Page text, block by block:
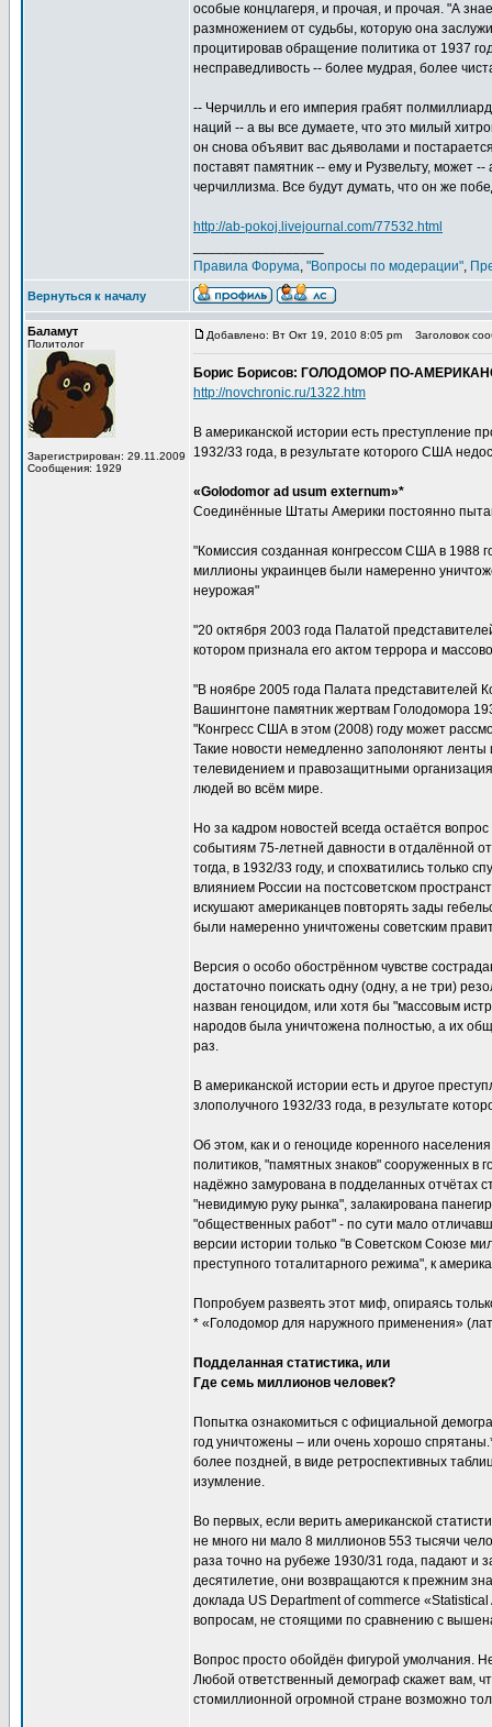
особые концлагеря, и прочая, и прочая. "А
размножением от судьбы, которую она
процитировав обращение политика от 1937
несправедливость -- более мудрая, более
-- Черчилль и его империя грабят
наций -- а вы все думаете, что это милый
он снова объявит вас дьяволами и
поставят памятник -- ему и Рузвельту, может
черчиллизма. Все будут думать, что он же
http://ab-pokoj.livejournal.com/77532.html
Правила Форума, "Вопросы по модерации",
Вернуться к началу
Баламут
Политолог
Зарегистрирован: 29.11.2009
Сообщения: 1929
Добавлено: Вт Окт 19, 2010 8:05 pm Заголовок
Борис Борисов: ГОЛОДОМОР ПО-
http://novchronic.ru/1322.htm
В американской истории есть преступление
1932/33 года, в результате которого США
«Golodomor ad usum externum»*
Соединённые Штаты Америки постоянно
"Комиссия созданная конгрессом США в 1988
миллионы украинцев были намеренно
неурожая"
"20 октября 2003 года Палатой
котором признала его актом террора и
"В ноябре 2005 года Палата представителей
Вашингтоне памятник жертвам Голодомора
"Конгресс США в этом (2008) году может
Такие новости немедленно заполоняют
телевидением и правозащитными
людей во всём мире.
Но за кадром новостей всегда остаётся
событиям 75-летней давности в отдалённой
тогда, в 1932/33 году, и спохватились только
влиянием России на постсоветском
искушают американцев повторять зады
были намеренно уничтожены советским
Версия о особо обострённом чувстве
достаточно поискать одну (одну, а не три)
назван геноцидом, или хотя бы "массовым
народов была уничтожена полностью, а их
раз.
В американской истории есть и другое
злополучного 1932/33 года, в результате
Об этом, как и о геноциде коренного
политиков, "памятных знаков" сооруженных в
надёжно замурована в подделанных отчётах
"невидимую руку рынка", залакирована
"общественных работ" - по сути мало
версии истории только "в Советском Союзе
преступного тоталитарного режима", к
Попробуем развеять этот миф, опираясь
* «Голодомор для наружного применения»
Подделанная статистика, или
Где семь миллионов человек?
Попытка ознакомиться с официальной
год уничтожены – или очень хорошо
более поздней, в виде ретроспективных
изумление.
Во первых, если верить американской
не много ни мало 8 миллионов 553 тысячи
раза точно на рубеже 1930/31 года, падают и
десятилетие, они возвращаются к прежним
доклада US Department of commerce
вопросам, не стоящими по сравнению с
Вопрос просто обойдён фигурой умолчания.
Любой ответственный демограф скажет вам,
стомиллионной огромной стране возможно